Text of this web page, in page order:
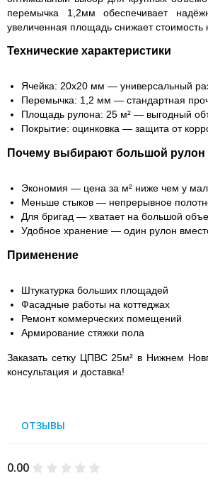
перемычка 1,2мм обеспечивает
увеличенная площадь снижает стоимость
Технические характеристики
Ячейка: 20х20 мм — универсальный
Перемычка: 1,2 мм — стандартная
Площадь рулона: 25 м² — выгодный
Покрытие: оцинковка — защита от
Почему выбирают большой рулон
Экономия — цена за м² ниже чем у
Меньше стыков — непрерывное
Для бригад — хватает на большой
Удобное хранение — один рулон
Применение
Штукатурка больших площадей
Фасадные работы на коттеджах
Ремонт коммерческих помещений
Армирование стяжки пола
Заказать сетку ЦПВС 25м² в Нижнем
консультация и доставка!
ОТЗЫВЫ
0.00